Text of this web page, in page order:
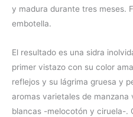
y madura durante tres meses.
embotella.
El resultado es una sidra
primer vistazo con su color
reflejos y su lágrima gruesa y
aromas varietales de
blancas -melocotón y ciruela-.